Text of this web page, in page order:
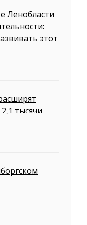
Ленобласти
этот
тысячи